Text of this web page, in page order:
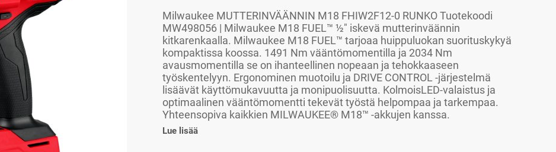
Milwaukee MUTTERINVÄÄNNIN M18 FHIW2F12-0 RUNKO Tuotekoodi
MW498056 | Milwaukee M18 FUEL™ ½″ iskevä mutterinväännin
kitkarenkaalla. Milwaukee M18 FUEL™ tarjoaa huippuluokan suorituskykyä
kompaktissa koossa. 1491 Nm vääntömomentilla ja 2034 Nm
avausmomentilla se on ihanteellinen nopeaan ja tehokkaaseen
työskentelyyn. Ergonominen muotoilu ja DRIVE CONTROL -järjestelmä
lisäävät käyttömukavuutta ja monipuolisuutta. KolmoisLED-valaistus ja
optimaalinen vääntömomentti tekevät työstä helpompaa ja tarkempaa.
Yhteensopiva kaikkien MILWAUKEE® M18™ -akkujen kanssa.
Lue lisää